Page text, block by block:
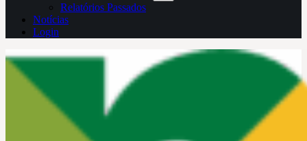
Relatórios Passados
Notícias
Login